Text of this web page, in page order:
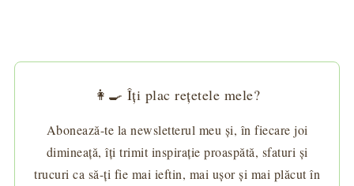
👩‍🍳 Îți plac rețetele mele?
Abonează-te la newsletterul meu și, în fiecare joi
dimineață, îți trimit inspirație proaspătă, sfaturi și
trucuri ca să-ți fie mai ieftin, mai ușor și mai plăcut în